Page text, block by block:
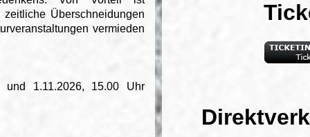
Überschneidungen
vermieden
und 1.11.2026, 15.00 Uhr